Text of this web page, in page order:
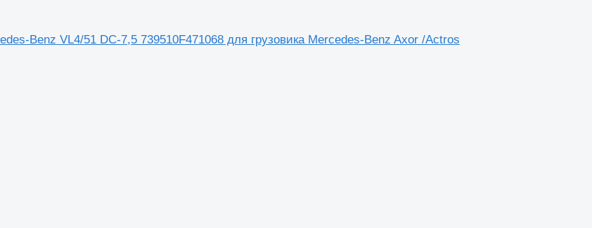
Benz VL4/51 DC-7,5 739510F471068 для грузовика Mercedes-Benz Axor /Actros